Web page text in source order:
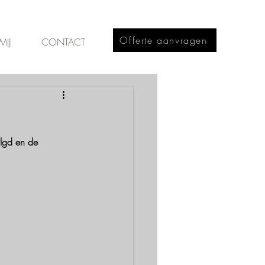
CONTACT Offerte aanvragen
en de